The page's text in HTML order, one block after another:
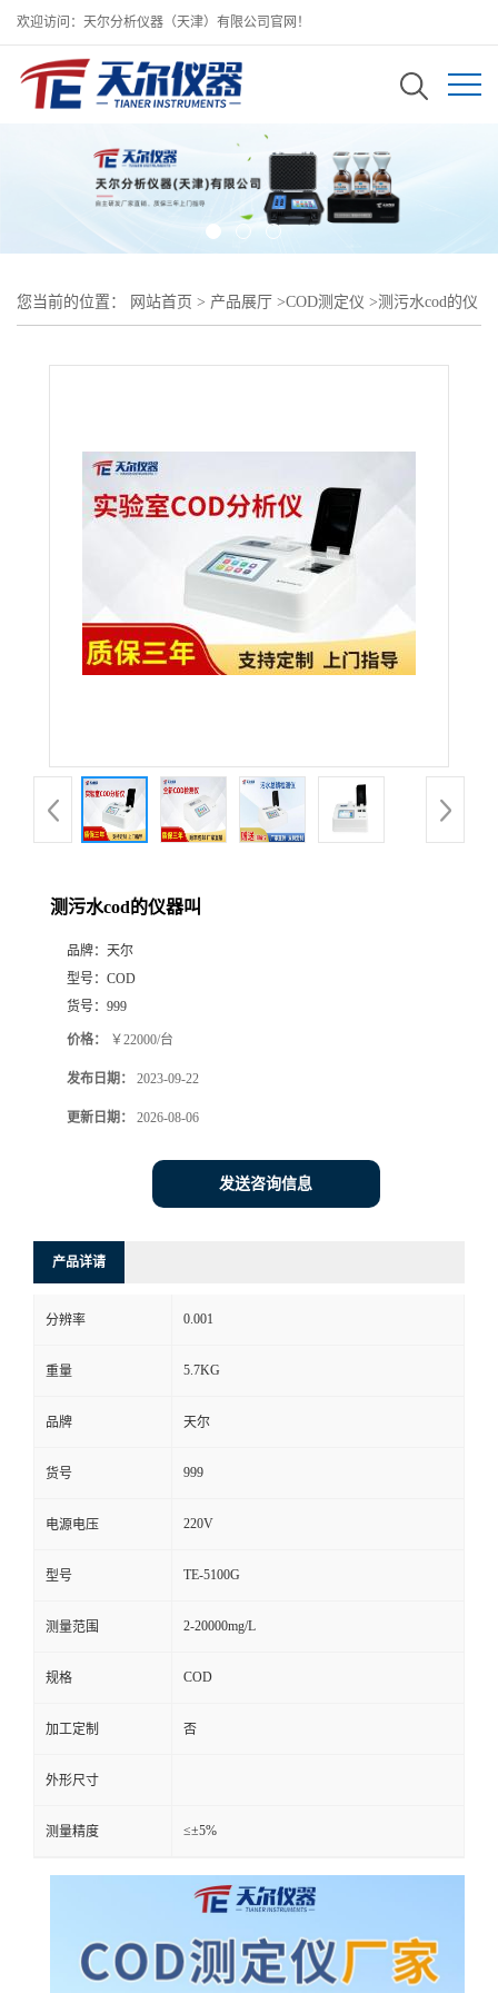
欢迎访问：天尔分析仪器（天津）有限公司官网！
您当前的位置： 网站首页 > 产品展厅 >COD测定仪 >测污水cod的仪
测污水cod的仪器叫
品牌： 天尔
型号： COD
货号： 999
价格： ￥22000/台
发布日期： 2023-09-22
更新日期： 2026-08-06
发送咨询信息
产品详请
分辨率 0.001
重量 5.7KG
品牌 天尔
货号 999
电源电压 220V
型号 TE-5100G
测量范围 2-20000mg/L
规格 COD
加工定制 否
外形尺寸
测量精度 ≤±5%